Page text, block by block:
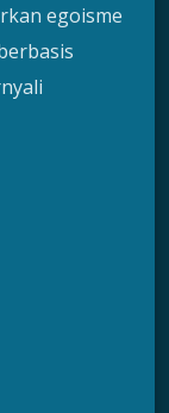
egoisme